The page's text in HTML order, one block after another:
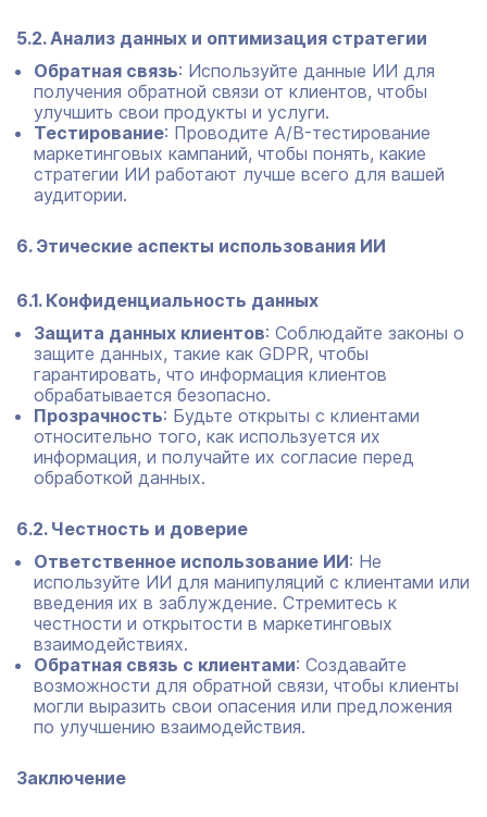
5.2. Анализ данных и оптимизация стратегии
Обратная связь: Используйте данные ИИ для
получения обратной связи от клиентов, чтобы
улучшить свои продукты и услуги.
Тестирование: Проводите A/B-тестирование
маркетинговых кампаний, чтобы понять, какие
стратегии ИИ работают лучше всего для вашей
аудитории.
6. Этические аспекты использования ИИ
6.1. Конфиденциальность данных
Защита данных клиентов: Соблюдайте законы о
защите данных, такие как GDPR, чтобы
гарантировать, что информация клиентов
обрабатывается безопасно.
Прозрачность: Будьте открыты с клиентами
относительно того, как используется их
информация, и получайте их согласие перед
обработкой данных.
6.2. Честность и доверие
Ответственное использование ИИ: Не
используйте ИИ для манипуляций с клиентами или
введения их в заблуждение. Стремитесь к
честности и открытости в маркетинговых
взаимодействиях.
Обратная связь с клиентами: Создавайте
возможности для обратной связи, чтобы клиенты
могли выразить свои опасения или предложения
по улучшению взаимодействия.
Заключение